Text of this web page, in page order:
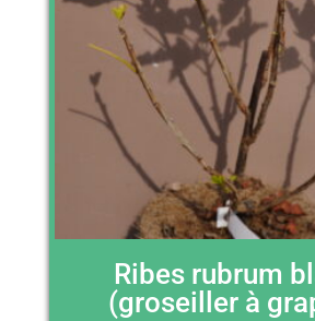
Ribes rubrum
(groseiller à